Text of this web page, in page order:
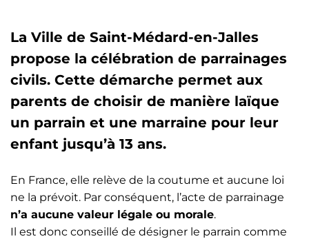
La Ville de Saint-Médard-en-Jalles
propose la célébration de parrainages
civils. Cette démarche permet aux
parents de choisir de manière laïque
un parrain et une marraine pour leur
enfant jusqu’à 13 ans.
En France, elle relève de la coutume et aucune loi
ne la prévoit. Par conséquent, l’acte de parrainage
n’a aucune valeur légale ou morale.
Il est donc conseillé de désigner le parrain comme